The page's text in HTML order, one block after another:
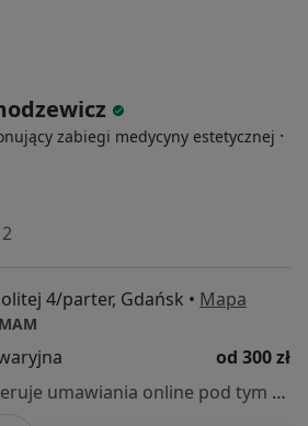
zabiegi medycyny estetycznej ·
4/parter, Gdańsk • Mapa
od 300 zł
Specjalista nie oferuje umawiania online pod tym adresem.